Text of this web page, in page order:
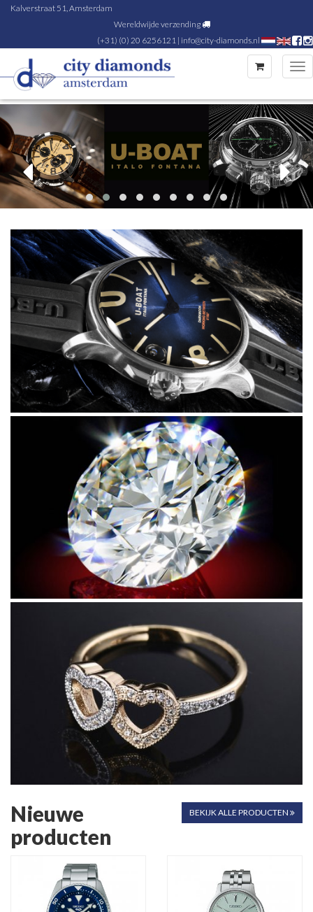
Kalverstraat 51, Amsterdam
Wereldwijde verzending
(+31) (0) 20 6256121 | info@city-diamonds.nl
BEKIJK ALLE PRODUCTEN
Nieuwe
producten